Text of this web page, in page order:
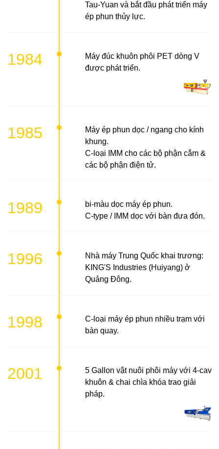
Tau-Yuan và bắt đầu phát triển máy
ép phun thủy lực.
1984
Máy đúc khuôn phôi PET dòng V
được phát triển.
1985
Máy ép phun dọc / ngang cho kính
khung.
C-loại IMM cho các bộ phận cắm &
các bộ phận điện tử.
1989
bi-màu dọc máy ép phun.
C-type / IMM dọc với bàn đưa đón.
1996
Nhà máy Trung Quốc khai trương:
KING'S Industries (Huiyang) ở
Quảng Đông.
1998
C-loại máy ép phun nhiều trạm với
bàn quay.
2001
5 Gallon vật nuôi phôi máy với 4-cav
khuôn & chai chìa khóa trao giải
pháp.